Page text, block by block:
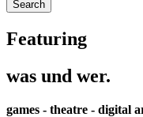
Featuring
was und wer.
games - theatre - digital